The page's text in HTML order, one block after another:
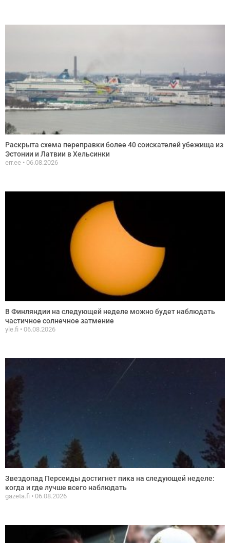
Раскрыта схема переправки более 40 соискателей убежища из
Эстонии и Латвии в Хельсинки
err.ee 06.08.2026
В Финляндии на следующей неделе можно будет наблюдать
частичное солнечное затмение
yle.fi 06.08.2026
Звездопад Персеиды достигнет пика на следующей неделе:
когда и где лучше всего наблюдать
gazeta.fi 06.08.2026